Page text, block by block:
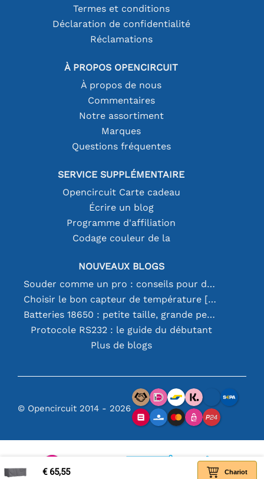
€ 65,55 Chariot
Termes et conditions
Déclaration de confidentialité
Réclamations
À PROPOS OPENCIRCUIT
À propos de nous
Commentaires
Notre assortiment
Marques
Questions fréquentes
SERVICE SUPPLÉMENTAIRE
Opencircuit Carte cadeau
Écrire un blog
Programme d'affiliation
Codage couleur de la
NOUVEAUX BLOGS
Souder comme un pro : conseils pour des connexions électroniques parfaites
Choisir le bon capteur de température [youtube]
Batteries 18650 : petite taille, grande performance
Protocole RS232 : le guide du débutant
Plus de blogs
© Opencircuit 2014 - 2026